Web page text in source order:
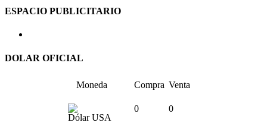
ESPACIO PUBLICITARIO
DOLAR OFICIAL
Moneda Compra Venta
Dólar USA
0 0